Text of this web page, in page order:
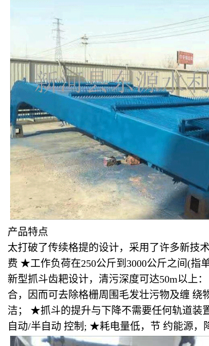
产品特点
太打破了传续格提的设计，采用了许多新
费 ★工作负荷在250公斤到3000公斤之间(
新型抓斗齿耙设计，清污深度可达50m以上
合，因而可去除格栅周围毛发壮污物及缠
洁； ★抓斗的提升与下降不需要任何轨道装
自动/半自动 控制; ★耗电量低，节 约能源